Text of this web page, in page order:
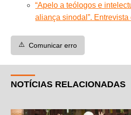
“Apelo a teólogos e
aliança sinodal”.
⚠️ Comunicar erro
NOTÍCIAS RELACIONADAS